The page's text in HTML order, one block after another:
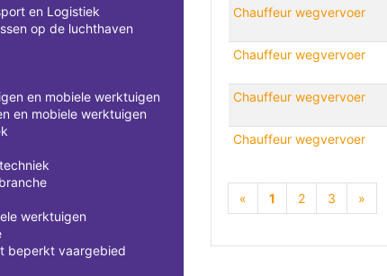
en Logistiek
op de luchthaven
en mobiele werktuigen
en mobiele werktuigen
werktuigen
beperkt vaargebied
Chauffeur wegvervoer
Chauffeur wegvervoer
Chauffeur wegvervoer
Chauffeur wegvervoer
« 1 (current)
2 3 »